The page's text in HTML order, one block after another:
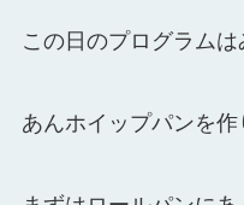
この日のプログラム
あんホイップパンを